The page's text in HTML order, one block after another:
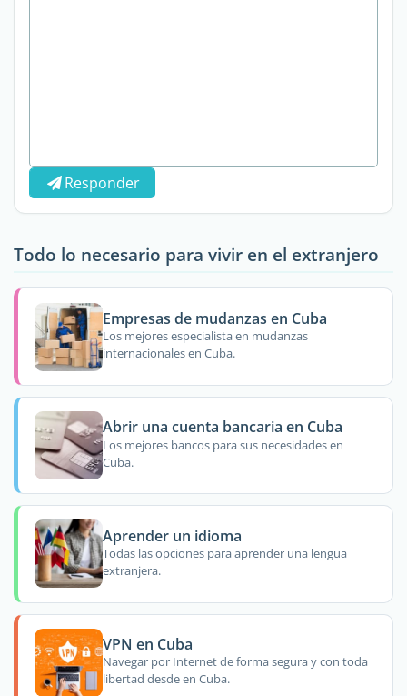
Responder
Todo lo necesario para vivir en el extranjero
Empresas de mudanzas en Cuba
Los mejores especialista en mudanzas
internacionales en Cuba.
Abrir una cuenta bancaria en Cuba
Los mejores bancos para sus necesidades en
Cuba.
Aprender un idioma
Todas las opciones para aprender una lengua
extranjera.
VPN en Cuba
Navegar por Internet de forma segura y con toda
libertad desde en Cuba.